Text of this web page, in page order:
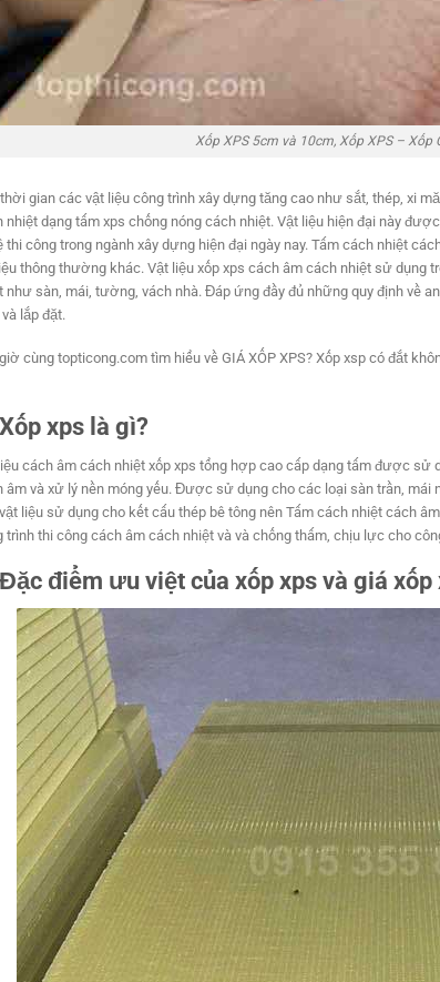
Xốp XPS 5cm và 10cm, Xốp XPS –
gian các vật liệu công trình xây dựng tăng cao như sắt, thép, xi
nhiệt dạng tấm xps chống nóng cách nhiệt. Vật liệu hiện đại này
thi công trong ngành xây dựng hiện đại ngày nay. Tấm cách nhiệt
thông thường khác. Vật liệu xốp xps cách âm cách nhiệt sử dụng
như sàn, mái, tường, vách nhà. Đáp ứng đầy đủ những quy định về
lắp đặt.
cùng topticong.com tìm hiểu về GIÁ XỐP XPS? Xốp xsp có đắt
xps là gì?
cách âm cách nhiệt xốp xps tổng hợp cao cấp dạng tấm được sử
âm và xử lý nền móng yếu. Được sử dụng cho các loại sàn trần,
liệu sử dụng cho kết cấu thép bê tông nên Tấm cách nhiệt cách
trình thi công cách âm cách nhiệt và và chống thấm, chịu lực cho
Đặc điểm ưu việt của xốp xps và giá xốp